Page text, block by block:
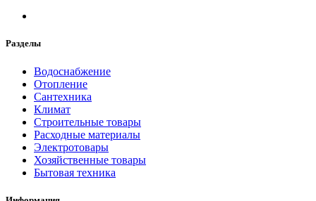
Разделы
Водоснабжение
Отопление
Сантехника
Климат
Строительные товары
Расходные материалы
Электротовары
Хозяйственные товары
Бытовая техника